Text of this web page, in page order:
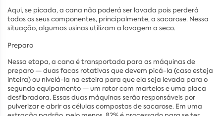
Aqui, se picada, a cana não poderá ser lavada pois perderá
todos os seus componentes, principalmente, a sacarose. Nessa
situação, algumas usinas utilizam a lavagem a seco.
Preparo
Nessa etapa, a cana é transportada para as máquinas de
preparo — duas facas rotativas que devem picá-la (caso esteja
inteira) ou nivelá-la na esteira para que ela seja levada para o
segundo equipamento — um rotor com martelos e uma placa
desfibradora. Essas duas máquinas serão responsáveis por
pulverizar e abrir as células compostas de sacarose. Em uma